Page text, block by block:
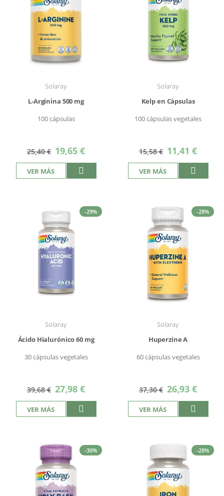
Solaray
L-Arginina 500 mg
100 cápsulas
25,40 € Precio
especial
19,65 €
VER MÁS
Solaray
Kelp en Cápsulas
100 cápsulas vegetales
15,58 € Precio
especial
11,41 €
VER MÁS
-29%
Solaray
Ácido Hialurónico 60 mg
30 cápsulas vegetales
39,68 € Precio
especial
27,98 €
VER MÁS
-28%
Solaray
Huperzine A
60 cápsulas vegetales
37,30 € Precio
especial
26,93 €
VER MÁS
-30% -28%